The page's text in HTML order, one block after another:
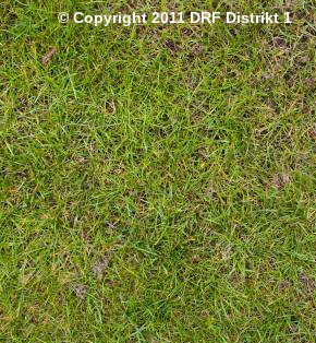
© Copyright 2011 DRF Distrikt 1